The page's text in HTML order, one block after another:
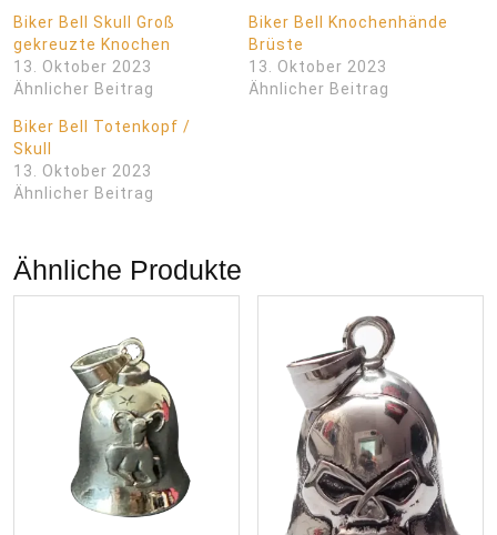
Biker Bell Skull Groß
gekreuzte Knochen
13. Oktober 2023
Ähnlicher Beitrag
Biker Bell Knochenhände
Brüste
13. Oktober 2023
Ähnlicher Beitrag
Biker Bell Totenkopf /
Skull
13. Oktober 2023
Ähnlicher Beitrag
Ähnliche Produkte